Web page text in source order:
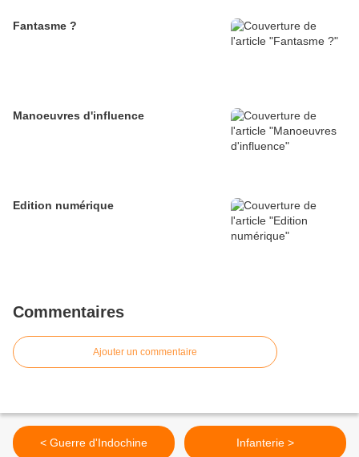
Fantasme ?
Manoeuvres d'influence
Edition numérique
Commentaires
Ajouter un commentaire
< Guerre d'Indochine Infanterie >